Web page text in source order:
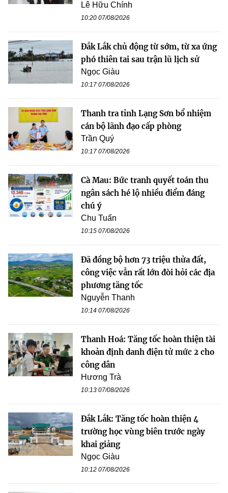
Lê Hữu Chính
10:20 07/08/2026
Đắk Lắk chủ động từ sớm, từ xa ứng
phó thiên tai sau trận lũ lịch sử
Ngọc Giàu
10:17 07/08/2026
Thanh tra tỉnh Lạng Sơn bổ nhiệm
cán bộ lãnh đạo cấp phòng
Trần Quý
10:17 07/08/2026
Cà Mau: Bức tranh quyết toán thu
ngân sách hé lộ nhiều điểm đáng
chú ý
Chu Tuấn
10:15 07/08/2026
Đã đồng bộ hơn 73 triệu thửa đất,
công việc vẫn rất lớn đòi hỏi các địa
phương tăng tốc
Nguyễn Thanh
10:14 07/08/2026
Thanh Hoá: Tăng tốc hoàn thiện tài
khoản định danh điện tử mức 2 cho
công dân
Hương Trà
10:13 07/08/2026
Đắk Lắk: Tăng tốc hoàn thiện 4
trường học vùng biên trước ngày
khai giảng
Ngọc Giàu
10:12 07/08/2026